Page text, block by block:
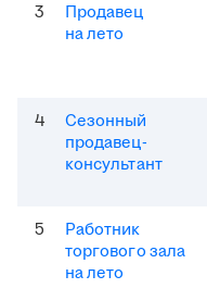
3
Продавец
на лето
4
Сезонный
продавец-
консультант
5
Работник
торгового зала
на лето